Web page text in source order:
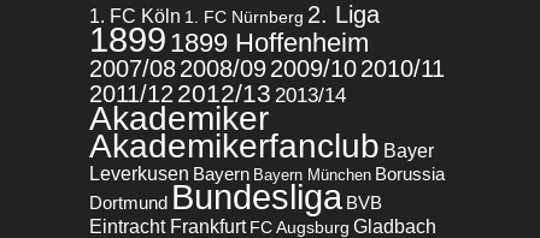
1. FC Köln 1. FC Nürnberg 2. Liga
1899 1899 Hoffenheim
2007/082008/092009/102010/11
2011/12 2012/13 2013/14
Akademiker
Akademikerfanclub Bayer
Leverkusen Bayern Bayern München Borussia
Dortmund Bundesliga BVB
Eintracht Frankfurt FC Augsburg Gladbach